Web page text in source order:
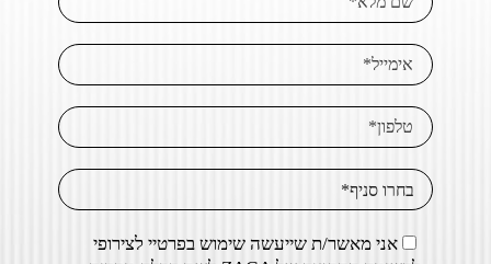
אני מאשר/ת שייעשה שימוש בפרטיי לצירופי